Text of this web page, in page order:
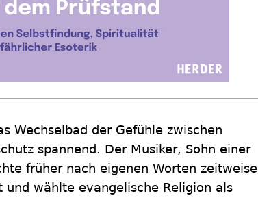
Wechselbad der Gefühle zwischen
spannend. Der Musiker, Sohn einer
früher nach eigenen Worten zeitweise
wählte evangelische Religion als